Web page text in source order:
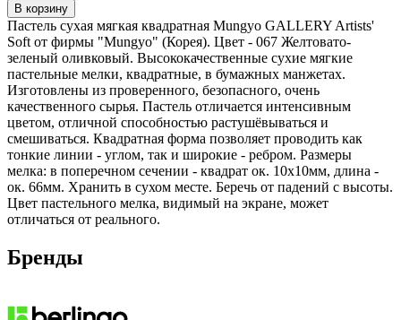
В корзину
Пастель сухая мягкая квадратная Mungyo GALLERY Artists'
Soft от фирмы "Mungyo" (Корея). Цвет - 067 Желтовато-
зеленый оливковый. Высококачественные сухие мягкие
пастельные мелки, квадратные, в бумажных манжетах.
Изготовлены из проверенного, безопасного, очень
качественного сырья. Пастель отличается интенсивным
цветом, отличной способностью растушёвываться и
смешиваться. Квадратная форма позволяет проводить как
тонкие линии - углом, так и широкие - ребром. Размеры
мелка: в поперечном сечении - квадрат ок. 10х10мм, длина -
ок. 66мм. Хранить в сухом месте. Беречь от падений с высоты.
Цвет пастельного мелка, видимый на экране, может
отличаться от реального.
Бренды